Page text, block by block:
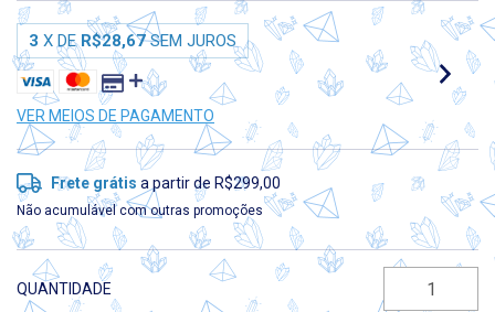
3 X DER$28,67 SEM JUROS
VER MEIOS DE PAGAMENTO
Frete grátis a partir de R$299,00
Não acumulável com outras promoções
QUANTIDADE